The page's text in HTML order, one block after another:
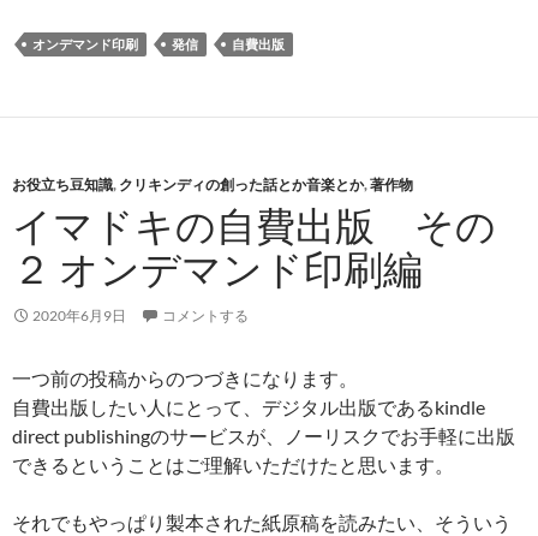
オンデマンド印刷 発信 自費出版
お役立ち豆知識, クリキンディの創った話とか音楽とか,著作物
イマドキの自費出版 その
２ オンデマンド印刷編
2020年6月9日 コメントする
一つ前の投稿からのつづきになります。
自費出版したい人にとって、デジタル出版であるkindle
direct publishingのサービスが、ノーリスクでお手軽に出版
できるということはご理解いただけたと思います。
それでもやっぱり製本された紙原稿を読みたい、そういう